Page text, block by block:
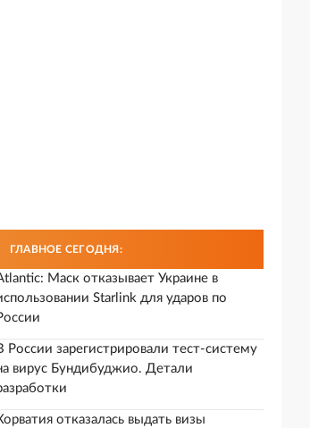
ГЛАВНОЕ СЕГОДНЯ:
Маск отказывает Украине в
Starlink для ударов по
России зарегистрировали тест-систему
вирус Бундибуджио. Детали
отказалась выдать визы